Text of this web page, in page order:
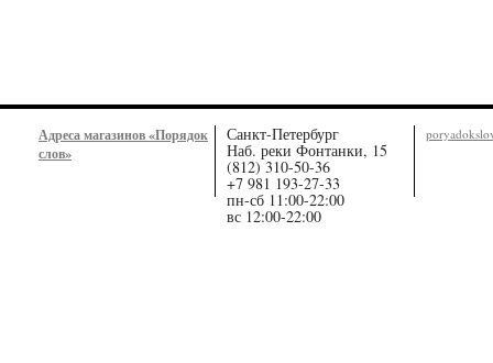
Адреса магазинов «Порядок
слов»
Санкт-Петербург
Наб. реки Фонтанки, 15
(812) 310-50-36
+7 981 193-27-33
пн-сб 11:00-22:00
вс 12:00-22:00